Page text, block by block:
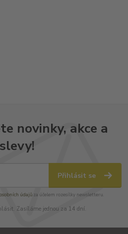
novinky, akce a
slevy!
Přihlásit se
údajůza účelem rozesílky newsletteru.
Zasíláme jednou za 14 dní.